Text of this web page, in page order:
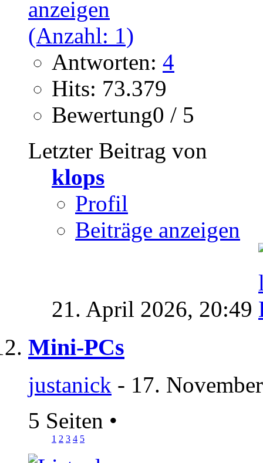
Antworten: 4
Hits: 73.379
Bewertung0 / 5
Letzter Beitrag von
klops
Profil
Beiträge anzeigen
21. April 2026, 20:49
Mini-PCs
justanick - 17.
5 Seiten •
1 2 3 4 5